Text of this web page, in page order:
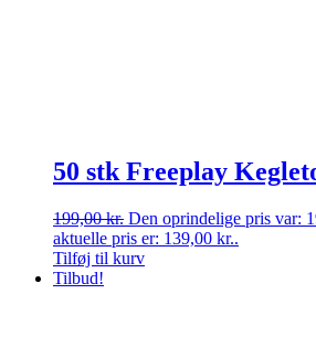
50 stk Freeplay
199,00kr. Den oprindelige pris var:
aktuelle pris er: 139,00 kr..
Tilføj til kurv
Tilbud!